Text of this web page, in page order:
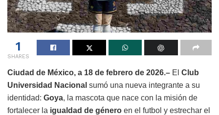
1
SHARES
Ciudad de México, a 18 de febrero de 2026.– El Club
Universidad Nacional sumó una nueva integrante a su
identidad: Goya, la mascota que nace con la misión de
fortalecer la igualdad de género en el futbol y estrechar el